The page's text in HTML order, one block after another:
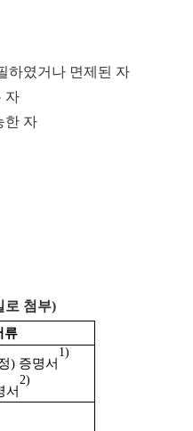
하였거나 면제된 자
자
한 자
로 첨부)
류
) 증명서
1)
서
2)